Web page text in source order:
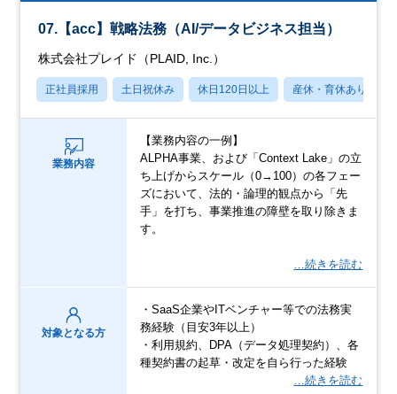
07.【acc】戦略法務（AI/データビジネス担当）
株式会社プレイド（PLAID, Inc.）
正社員採用 土日祝休み 休日120日以上 産休・育休あり
業務内容
【業務内容の一例】
ALPHA事業、および「Context Lake」の立
ち上げからスケール（0→100）の各フェー
ズにおいて、法的・論理的観点から「先
手」を打ち、事業推進の障壁を取り除きま
す。
…続きを読む
対象となる方
・SaaS企業やITベンチャー等での法務実
務経験（目安3年以上）
・利用規約、DPA（データ処理契約）、各
種契約書の起草・改定を自ら行った経験
…続きを読む